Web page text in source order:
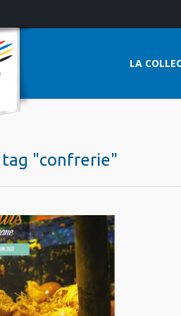
LA
"confrerie"